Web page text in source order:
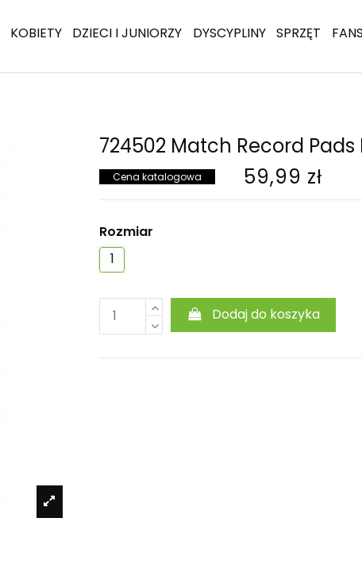
KOBIETY DZIECI I JUNIORZY DYSCYPLINY SPRZĘT
724502 Match Record
Cena katalogowa 59,99 zł
Rozmiar
1
Dodaj do koszyka